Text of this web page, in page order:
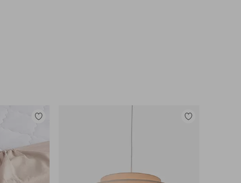
Tilføj
favoritter
Tilføj